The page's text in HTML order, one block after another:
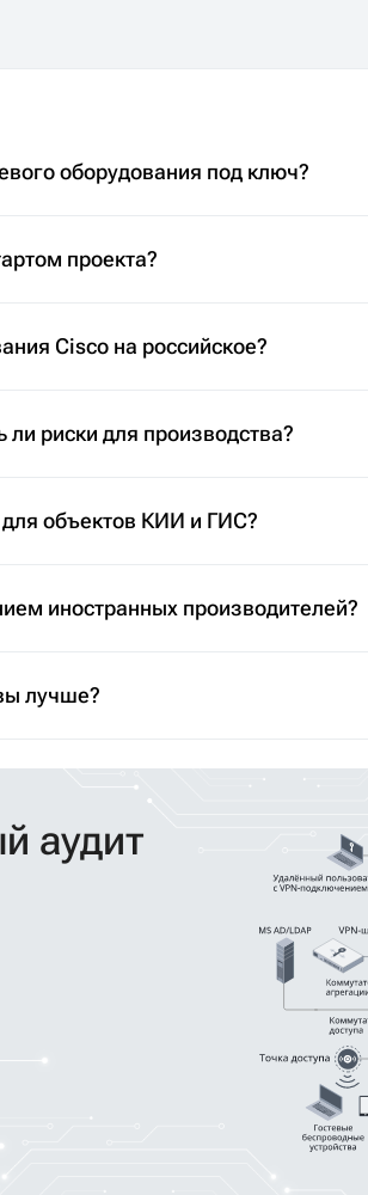
оборудования под ключ?
проекта?
Cisco на российское?
ли риски для производства?
объектов КИИ и ГИС?
иностранных производителей?
лучше?
аудит